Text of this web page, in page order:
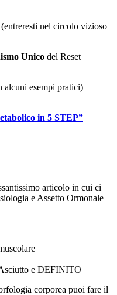
nel circolo vizioso
Unico del Reset
alcuni esempi pratici)
in 5 STEP”
articolo in cui ci
e Assetto Ormonale
e DEFINITO
corporea puoi fare il